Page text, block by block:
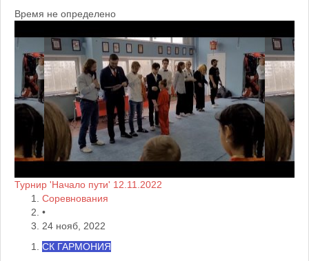
Время не определено
Турнир 'Начало пути' 12.11.2022
Соревнования
•
24 нояб, 2022
СК ГАРМОНИЯ